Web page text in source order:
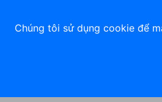
Chúng tôi sử dụng cookie để